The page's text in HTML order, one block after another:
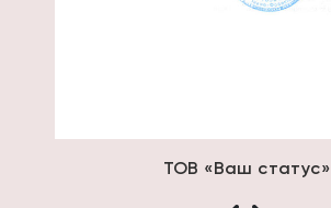
ТОВ «Ваш статус»